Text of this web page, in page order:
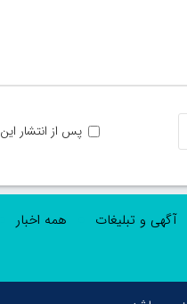
پس از انتشار
آگهی و تبلیغات همه اخبار